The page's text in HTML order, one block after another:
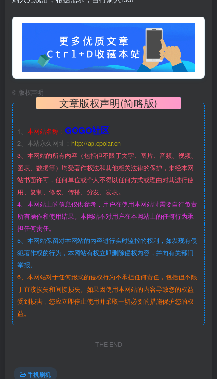
© 版权声明
文章版权声明(简略版)
1、 本网站名称： GOGO社区
2、本站永久网址： http://ap.cpolar.cn
3、本网站的所有内容（包括但不限于文字、图片、音频、视频、
图表、数据等）均受著作权法和其他相关法律的保护，未经本网
站书面许可，任何单位或个人不得以任何方式或理由对其进行使
用、复制、修改、传播、分发、发表。
4、本网站上的信息仅供参考，用户在使用本网站时需要自行负责
所有操作和使用结果。本网站不对用户在本网站上的任何行为承
担任何责任。
5、本网站保留对本网站的内容进行实时监控的权利，如发现有侵
犯著作权的行为，本网站有权立即删除侵权内容，并向有关部门
举报。
6、本网站对于任何形式的侵权行为不承担任何责任，包括但不限
于直接损失和间接损失。如果因使用本网站的内容导致您的权益
受到损害，您应立即停止使用并采取一切必要的措施保护您的权
益。
THE END
手机刷机